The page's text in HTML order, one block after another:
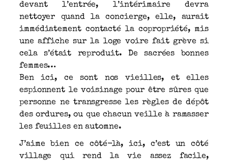
devant l’entrée, l’intérimaire devra
nettoyer quand la concierge, elle, aurait
immédiatement contacté la copropriété, mis
une affiche sur la loge voire fait grève si
cela s’était reproduit. De sacrées bonnes
femmes…
Ben ici, ce sont nos vieilles, et elles
espionnent le voisinage pour être sûres que
personne ne transgresse les règles de dépôt
des ordures, ou que chacun veille à ramasser
les feuilles en automne.
J’aime bien ce côté-là, ici, c’est un côté
village qui rend la vie assez facile,